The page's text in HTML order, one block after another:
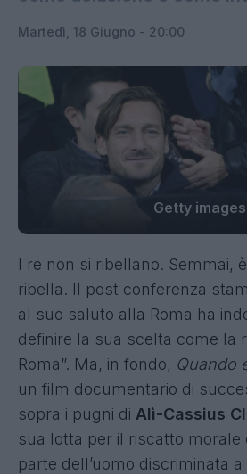
Martedì, 18 Giugno - 20:00
Getty images
I re non si ribellano. Semmai,
ribella. Il post conferenza
al suo saluto alla Roma ha
definire la sua scelta come la
Roma”. Ma, in fondo, Quando
un film documentario di
sopra i pugni di Alì-Cassius
sua lotta per il riscatto morale
parte dell’uomo discriminata